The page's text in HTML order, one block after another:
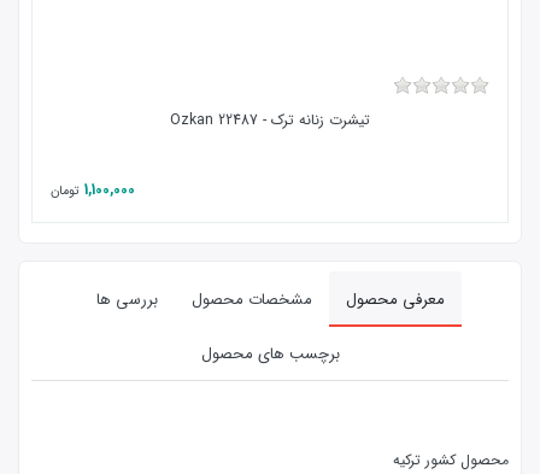
تیشرت زنانه ترک - 22487 Ozkan
1,100,000 تومان
معرفی محصول مشخصات محصول بررسی ها
برچسب های محصول
محصول کشور ترکیه